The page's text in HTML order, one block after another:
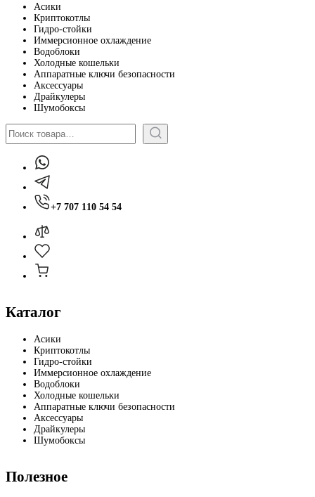
Асики
Криптокотлы
Гидро-стойки
Иммерсионное охлаждение
Водоблоки
Холодные кошельки
Аппаратные ключи безопасности
Аксессуары
Драйкулеры
Шумобоксы
Поиск
+7 707 110 54 54
Каталог
Асики
Криптокотлы
Гидро-стойки
Иммерсионное охлаждение
Водоблоки
Холодные кошельки
Аппаратные ключи безопасности
Аксессуары
Драйкулеры
Шумобоксы
Полезное